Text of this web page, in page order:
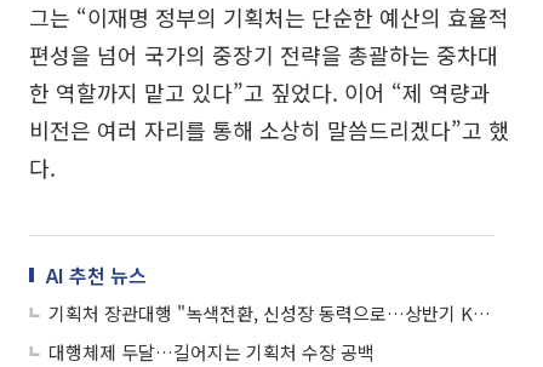
그는 “이재명 정부의 기획처는 단순한 예산의 효율적
편성을 넘어 국가의 중장기 전략을 총괄하는 중차대
한 역할까지 맡고 있다”고 짚었다. 이어 “제 역량과
비전은 여러 자리를 통해 소상히 말씀드리겠다”고 했
다.
AI 추천 뉴스
기획처 장관대행 "녹색전환, 신성장 동력으로…상반기 K-GX 전략 수립"
대행체제 두달…길어지는 기획처 수장 공백